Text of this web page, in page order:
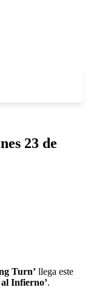
23 de
Turn’ llega este
Infierno’.